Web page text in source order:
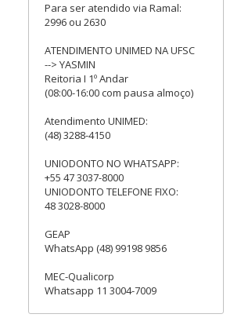
Para ser atendido via Ramal:
2996 ou 2630
ATENDIMENTO UNIMED NA UFSC
--> YASMIN
Reitoria I 1º Andar
(08:00-16:00 com pausa almoço)
Atendimento UNIMED:
(48) 3288-4150
UNIODONTO NO WHATSAPP:
+55 47 3037-8000
UNIODONTO TELEFONE FIXO:
48 3028-8000
GEAP
WhatsApp (48) 99198 9856
MEC-Qualicorp
Whatsapp 11 3004-7009